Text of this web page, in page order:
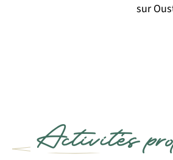
sur
Activités